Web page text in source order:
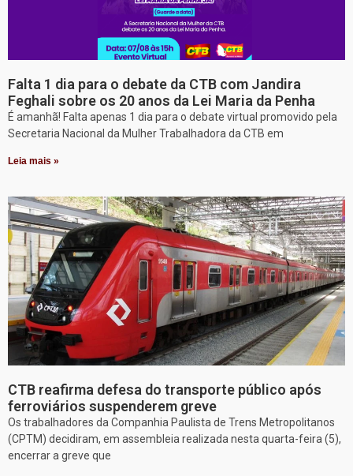
Falta 1 dia para o debate da CTB com Jandira
Feghali sobre os 20 anos da Lei Maria da Penha
É amanhã! Falta apenas 1 dia para o debate virtual promovido pela
Secretaria Nacional da Mulher Trabalhadora da CTB em
Leia mais »
CTB reafirma defesa do transporte público após
ferroviários suspenderem greve
Os trabalhadores da Companhia Paulista de Trens Metropolitanos
(CPTM) decidiram, em assembleia realizada nesta quarta-feira (5),
encerrar a greve que